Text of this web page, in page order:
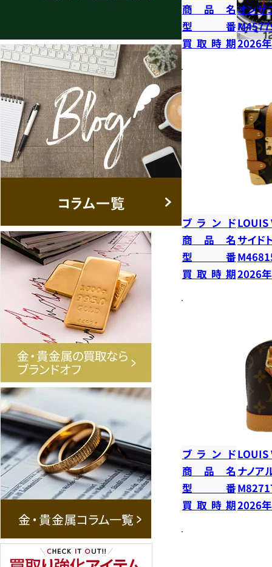
商品名オンザ
型番
買取時期2026
ブランドLOUIS
商品名 サイド
型番
買取時期2026
ブランドLOUIS
商品名 ナノア
型番
買取時期2026